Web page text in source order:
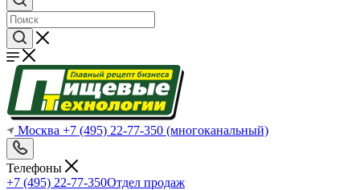
Москва +7 (495) 22-77-350 (многоканальный)
Телефоны
+7 (495) 22-77-350Отдел продаж